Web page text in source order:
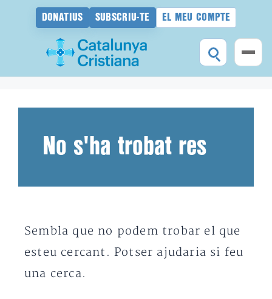
DONATIUS SUBSCRIU-TE EL MEU COMPTE
No s'ha trobat res
Sembla que no podem trobar el que
esteu cercant. Potser ajudaria si feu
una cerca.